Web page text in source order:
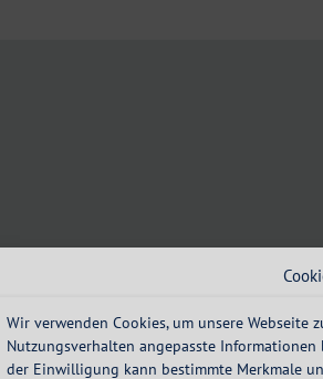
Wir verwenden Cookies, um unsere
Nutzungsverhalten angepasste
der Einwilligung kann bestimmte Merkmale